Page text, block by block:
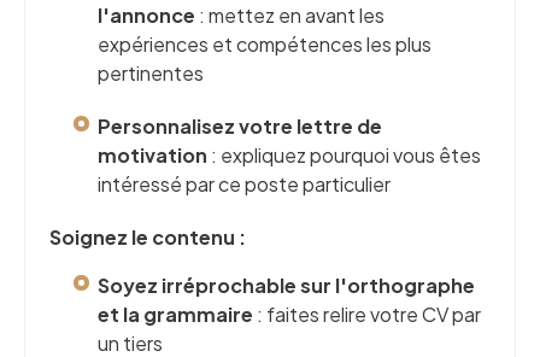
l'annonce : mettez en avant les
expériences et compétences les plus
pertinentes
Personnalisez votre lettre de
motivation : expliquez pourquoi vous êtes
intéressé par ce poste particulier
Soignez le contenu :
Soyez irréprochable sur l'orthographe
et la grammaire : faites relire votre CV par
un tiers